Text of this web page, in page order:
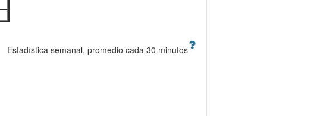
Estadística semanal, promedio cada 30 minutos